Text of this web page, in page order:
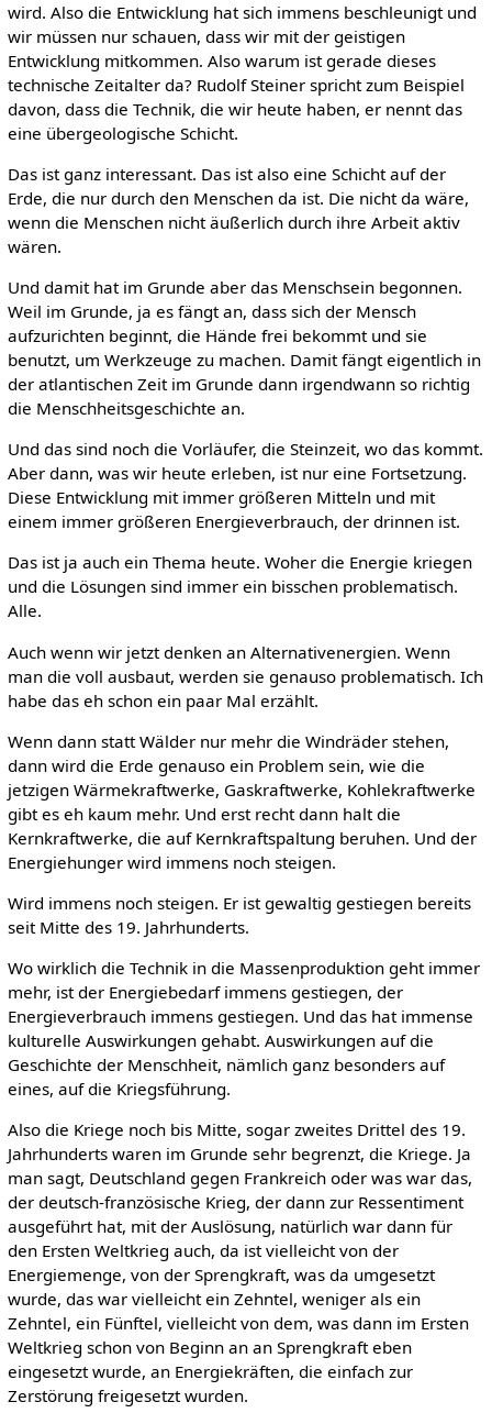
wird. Also die Entwicklung hat sich immens beschleunigt und
wir müssen nur schauen, dass wir mit der geistigen
Entwicklung mitkommen. Also warum ist gerade dieses
technische Zeitalter da? Rudolf Steiner spricht zum Beispiel
davon, dass die Technik, die wir heute haben, er nennt das
eine übergeologische Schicht.
Das ist ganz interessant. Das ist also eine Schicht auf der
Erde, die nur durch den Menschen da ist. Die nicht da wäre,
wenn die Menschen nicht äußerlich durch ihre Arbeit aktiv
wären.
Und damit hat im Grunde aber das Menschsein begonnen.
Weil im Grunde, ja es fängt an, dass sich der Mensch
aufzurichten beginnt, die Hände frei bekommt und sie
benutzt, um Werkzeuge zu machen. Damit fängt eigentlich in
der atlantischen Zeit im Grunde dann irgendwann so richtig
die Menschheitsgeschichte an.
Und das sind noch die Vorläufer, die Steinzeit, wo das kommt.
Aber dann, was wir heute erleben, ist nur eine Fortsetzung.
Diese Entwicklung mit immer größeren Mitteln und mit
einem immer größeren Energieverbrauch, der drinnen ist.
Das ist ja auch ein Thema heute. Woher die Energie kriegen
und die Lösungen sind immer ein bisschen problematisch.
Alle.
Auch wenn wir jetzt denken an Alternativenergien. Wenn
man die voll ausbaut, werden sie genauso problematisch. Ich
habe das eh schon ein paar Mal erzählt.
Wenn dann statt Wälder nur mehr die Windräder stehen,
dann wird die Erde genauso ein Problem sein, wie die
jetzigen Wärmekraftwerke, Gaskraftwerke, Kohlekraftwerke
gibt es eh kaum mehr. Und erst recht dann halt die
Kernkraftwerke, die auf Kernkraftspaltung beruhen. Und der
Energiehunger wird immens noch steigen.
Wird immens noch steigen. Er ist gewaltig gestiegen bereits
seit Mitte des 19. Jahrhunderts.
Wo wirklich die Technik in die Massenproduktion geht immer
mehr, ist der Energiebedarf immens gestiegen, der
Energieverbrauch immens gestiegen. Und das hat immense
kulturelle Auswirkungen gehabt. Auswirkungen auf die
Geschichte der Menschheit, nämlich ganz besonders auf
eines, auf die Kriegsführung.
Also die Kriege noch bis Mitte, sogar zweites Drittel des 19.
Jahrhunderts waren im Grunde sehr begrenzt, die Kriege. Ja
man sagt, Deutschland gegen Frankreich oder was war das,
der deutsch-französische Krieg, der dann zur Ressentiment
ausgeführt hat, mit der Auslösung, natürlich war dann für
den Ersten Weltkrieg auch, da ist vielleicht von der
Energiemenge, von der Sprengkraft, was da umgesetzt
wurde, das war vielleicht ein Zehntel, weniger als ein
Zehntel, ein Fünftel, vielleicht von dem, was dann im Ersten
Weltkrieg schon von Beginn an an Sprengkraft eben
eingesetzt wurde, an Energiekräften, die einfach zur
Zerstörung freigesetzt wurden.